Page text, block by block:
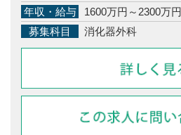
年収・給与
1600万円～2300万円
募集科目
消化器外科